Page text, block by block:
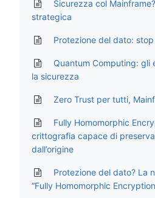
Sicurezza col
strategica
Protezione del dato:
Quantum Computing: gli
la sicurezza
Zero Trust per tutti,
Fully Homomorphic
crittografia capace di
dall’origine
Protezione del dato? La
“Fully Homomorphic